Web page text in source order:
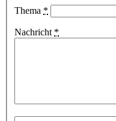
Thema *
Nachricht *